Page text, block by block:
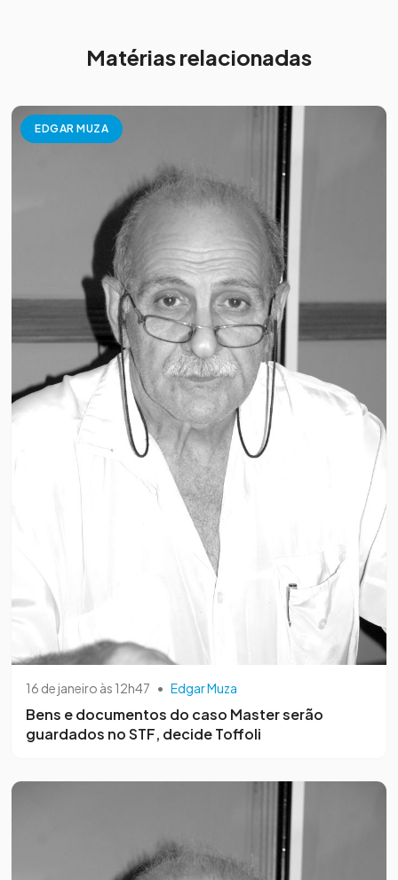
Matérias relacionadas
EDGAR MUZA
16 de janeiro às 12h47 • Edgar Muza
Bens e documentos do caso Master serão
guardados no STF, decide Toffoli